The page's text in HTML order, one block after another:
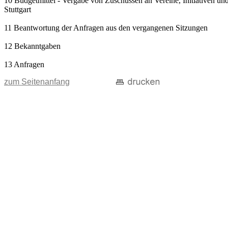
Stuttgart
11 Beantwortung der Anfragen aus den vergangenen Sitzungen
12 Bekanntgaben
13 Anfragen
zum Seitenanfang